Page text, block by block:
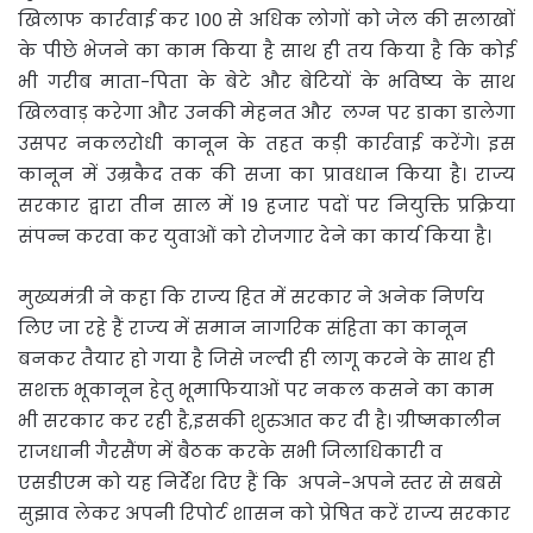
खिलाफ कार्रवाई कर 100 से अधिक लोगों को जेल की सलाखों
के पीछे भेजने का काम किया है साथ ही तय किया है कि कोई
भी गरीब माता-पिता के बेटे और बेटियों के भविष्य के साथ
खिलवाड़ करेगा और उनकी मेहनत और लग्न पर डाका डालेगा
उसपर नकलरोधी कानून के तहत कड़ी कार्रवाई करेंगे। इस
कानून में उम्रकैद तक की सजा का प्रावधान किया है। राज्य
सरकार द्वारा तीन साल में 19 हजार पदों पर नियुक्ति प्रक्रिया
संपन्न करवा कर युवाओं को रोजगार देने का कार्य किया है।
मुख्यमंत्री ने कहा कि राज्य हित में सरकार ने अनेक निर्णय
लिए जा रहे हैं राज्य में समान नागरिक संहिता का कानून
बनकर तैयार हो गया है जिसे जल्दी ही लागू करने के साथ ही
सशक्त भूकानून हेतु भूमाफियाओं पर नकल कसने का काम
भी सरकार कर रही है,इसकी शुरुआत कर दी है। ग्रीष्मकालीन
राजधानी गैरसैंण में बैठक करके सभी जिलाधिकारी व
एसडीएम को यह निर्देश दिए हैं कि अपने-अपने स्तर से सबसे
सुझाव लेकर अपनी रिपोर्ट शासन को प्रेषित करें राज्य सरकार